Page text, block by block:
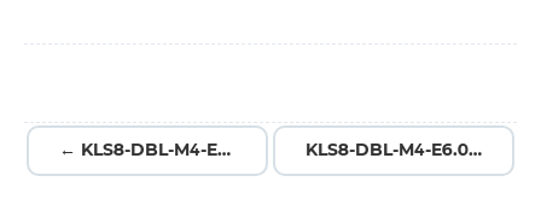
← KLS8-DBL-M4-E6.0-L15.0 KLS8-DBL-M4-E6.0-L25.0 →